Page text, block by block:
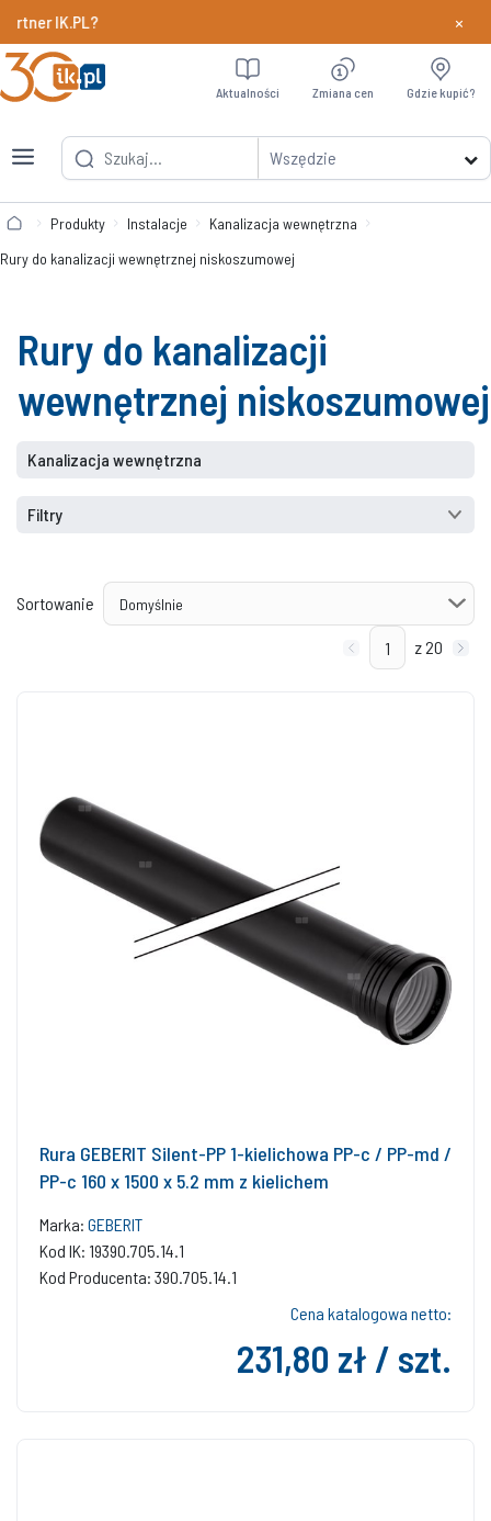
IK.PL? Dowiedz
×
Wszędzie
Aktualności Zmiana cen Gdzie kupić?
Produkty Instalacje
Kanalizacja wewnętrzna
Rury do kanalizacji wewnętrznej niskoszumowej
Rury do kanalizacji
wewnętrznej niskoszumowej
Kanalizacja wewnętrzna
Filtry
Sortowanie
z 20
Rura GEBERIT Silent-PP 1-kielichowa PP-c / PP-md /
PP-c 160 x 1500 x 5.2 mm z kielichem
Marka: GEBERIT
Kod IK: 19390.705.14.1
Kod Producenta: 390.705.14.1
Cena katalogowa netto:
231,80 zł / szt.